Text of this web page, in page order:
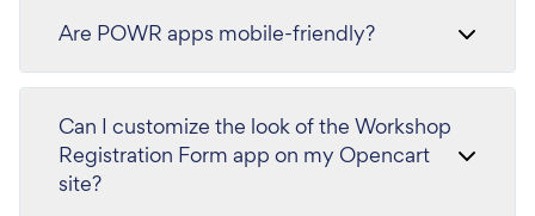
Are POWR apps mobile-friendly?
Can I customize the look of the Workshop
Registration Form app on my Opencart
site?